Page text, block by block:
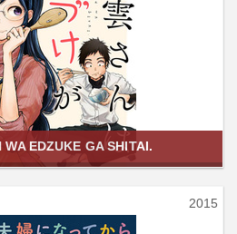
WA EDZUKE GA SHITAI.
2015